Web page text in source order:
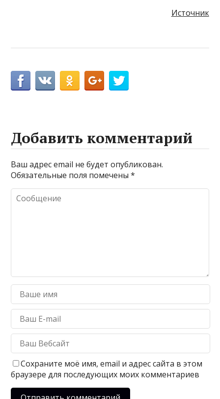
Источник
Добавить комментарий
Ваш адрес email не будет опубликован.
Обязательные поля помечены*
Сохраните моё имя, email и адрес сайта в этом
браузере для последующих моих комментариев